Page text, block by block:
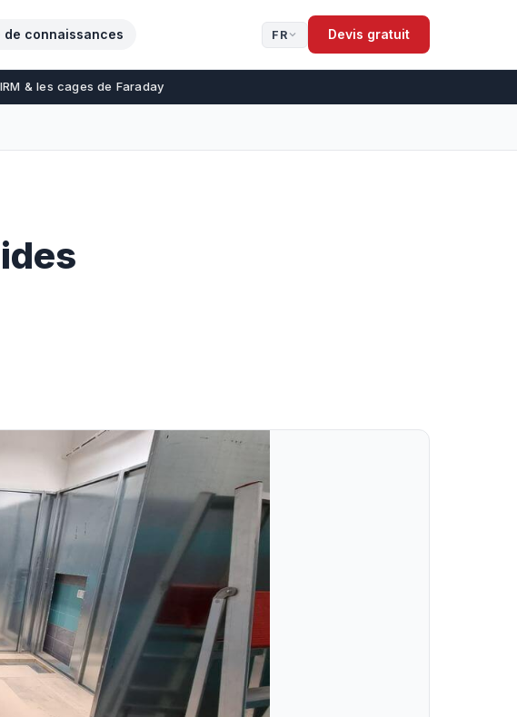
de connaissances FR Devis gratuit
& les cages de Faraday